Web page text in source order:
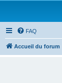
FAQ
Accueil du forum